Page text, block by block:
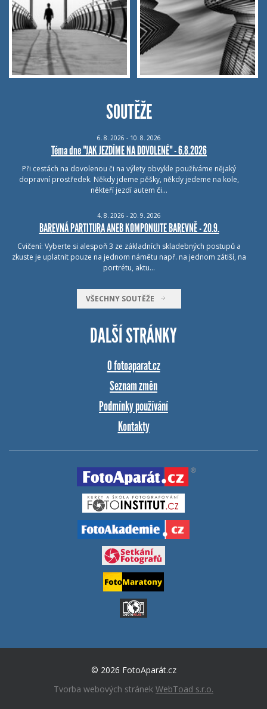
SOUTĚŽE
6. 8. 2026 - 10. 8. 2026
Téma dne "JAK JEZDÍME NA DOVOLENÉ" - 6.8.2026
Při cestách na dovolenou či na výlety obvykle používáme nějaký
dopravní prostředek. Někdy jdeme pěšky, někdy jedeme na kole,
někteří jezdí autem či…
4. 8. 2026 - 20. 9. 2026
BAREVNÁ PARTITURA ANEB KOMPONUJTE BAREVNĚ - 20.9.
Cvičení: Vyberte si alespoň 3 ze základních skladebných postupů a
zkuste je uplatnit pouze na jednom námětu např. na jednom zátiší, na
portrétu, aktu…
VŠECHNY SOUTĚŽE
DALŠÍ STRÁNKY
O fotoaparat.cz
Seznam změn
Podmínky používání
Kontakty
© 2026 FotoAparát.cz
Tvorba webových stránek WebToad s.r.o.